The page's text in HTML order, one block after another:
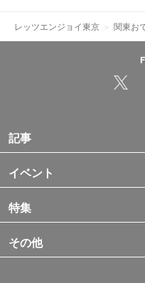
レッツエンジョイ東京 関東お
記事
イベント
特集
その他